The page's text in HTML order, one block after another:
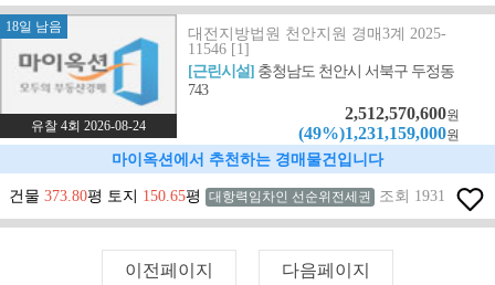
18일 남음
유찰 4회 2026-08-24
대전지방법원 천안지원 경매3계 2025-
11546 [1]
[근린시설] 충청남도 천안시 서북구 두정동
743
2,512,570,600원
(49%)1,231,159,000원
마이옥션에서 추천하는 경매물건입니다
건물 373.80평 토지 150.65평 대항력임차인 선순위전세권 조회 1931
이전페이지 다음페이지